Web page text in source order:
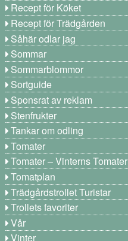
Recept för Köket
Recept för Trädgården
Såhär odlar jag
Sommar
Sommarblommor
Sortguide
Sponsrat av reklam
Stenfrukter
Tankar om odling
Tomater
Tomater – Vinterns Tomater
Tomatplan
Trädgårdstrollet Turistar
Trollets favoriter
Vår
Vinter